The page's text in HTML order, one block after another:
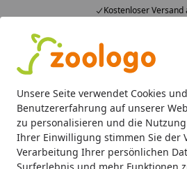
Unsere Seite verwendet Cookies
Benutzererfahrung auf unserer
zu personalisieren und die
Ihrer Einwilligung stimmen Sie der
Verarbeitung Ihrer persönlichen
Kostenloser Versand
4,73
23.590 Bewertungen
Alle Produkte
Alle Produkte Angebote
Aquaristik Aquarien
Aquaristik Aquariumpflanzen